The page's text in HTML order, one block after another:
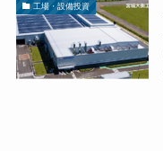
工場・設備投資